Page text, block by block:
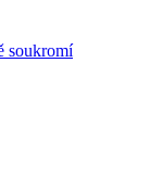
soukromí